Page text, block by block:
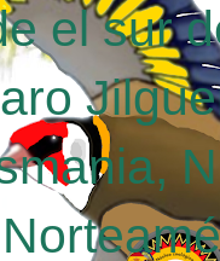
el sur